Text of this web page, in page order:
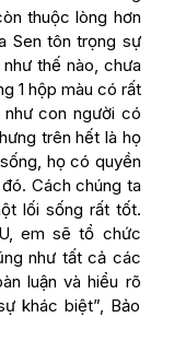
thuộc lòng hơn
Sen tôn trọng sự
thế nào, chưa
1 hộp màu có rất
như con người có
trên hết là họ
họ có quyền
Cách chúng ta
lối sống rất tốt.
em sẽ tổ chức
như tất cả các
luận và hiểu rõ
khác biệt”, Bảo